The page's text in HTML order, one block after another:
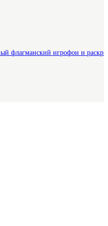
флагманский игрофон и